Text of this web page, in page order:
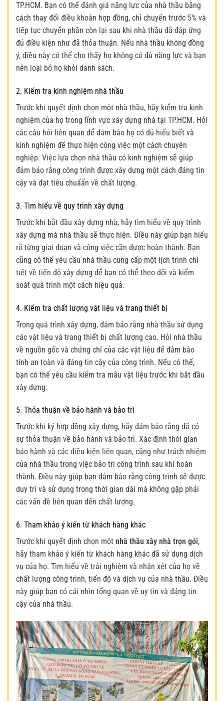
TP.HCM. Bạn có thể đánh giá năng lực của nhà thầu bằng
cách thay đổi điều khoản hợp đồng, chỉ chuyển trước 5% và
tiếp tục chuyển phần còn lại sau khi nhà thầu đã đáp ứng
đủ điều kiện như đã thỏa thuận. Nếu nhà thầu không đồng
ý, điều này có thể cho thấy họ không có đủ năng lực và bạn
nên loại bỏ họ khỏi danh sách.
2. Kiểm tra kinh nghiệm nhà thầu
Trước khi quyết định chọn một nhà thầu, hãy kiểm tra kinh
nghiệm của họ trong lĩnh vực xây dựng nhà tại TP.HCM. Hỏi
các câu hỏi liên quan để đảm bảo họ có đủ hiểu biết và
kinh nghiệm để thực hiện công việc một cách chuyên
nghiệp. Việc lựa chọn nhà thầu có kinh nghiệm sẽ giúp
đảm bảo rằng công trình được xây dựng một cách đáng tin
cậy và đạt tiêu chuẩẩn về chất lượng.
3. Tìm hiểu về quy trình xây dựng
Trước khi bắt đầu xây dựng nhà, hãy tìm hiểu về quy trình
xây dựng mà nhà thầu sẽ thực hiện. Điều này giúp bạn hiểu
rõ từng giai đoạn và công việc cần được hoàn thành. Bạn
cũng có thể yêu cầu nhà thầu cung cấp một lịch trình chi
tiết về tiến độ xây dựng để bạn có thể theo dõi và kiểm
soát quá trình một cách hiệu quả.
4. Kiểm tra chất lượng vật liệu và trang thiết bị
Trong quá trình xây dựng, đảm bảo rằng nhà thầu sử dụng
các vật liệu và trang thiết bị chất lượng cao. Hỏi nhà thầu
về nguồn gốc và chứng chỉ của các vật liệu để đảm bảo
tính an toàn và đáng tin cậy của công trình. Nếu có thể,
bạn có thể yêu cầu kiểm tra mẫu vật liệu trước khi bắt đầu
xây dựng.
5. Thỏa thuận về bảo hành và bảo trì
Trước khi ký hợp đồng xây dựng, hãy đảm bảo rằng đã có
sự thỏa thuận về bảo hành và bảo trì. Xác định thời gian
bảo hành và các điều kiện liên quan, cũng như trách nhiệm
của nhà thầu trong việc bảo trì công trình sau khi hoàn
thành. Điều này giúp bạn đảm bảo rằng công trình sẽ được
duy trì và sử dụng trong thời gian dài mà không gặp phải
các vấn đề liên quan đến chất lượng.
6. Tham khảo ý kiến từ khách hàng khác
Trước khi quyết định chọn một nhà thầu xây nhà trọn gói,
hãy tham khảo ý kiến từ khách hàng khác đã sử dụng dịch
vụ của họ. Tìm hiểu về trải nghiệm và nhận xét của họ về
chất lượng công trình, tiến độ và dịch vụ của nhà thầu. Điều
này giúp bạn có cái nhìn tổng quan về uy tín và đáng tin
cậy của nhà thầu.